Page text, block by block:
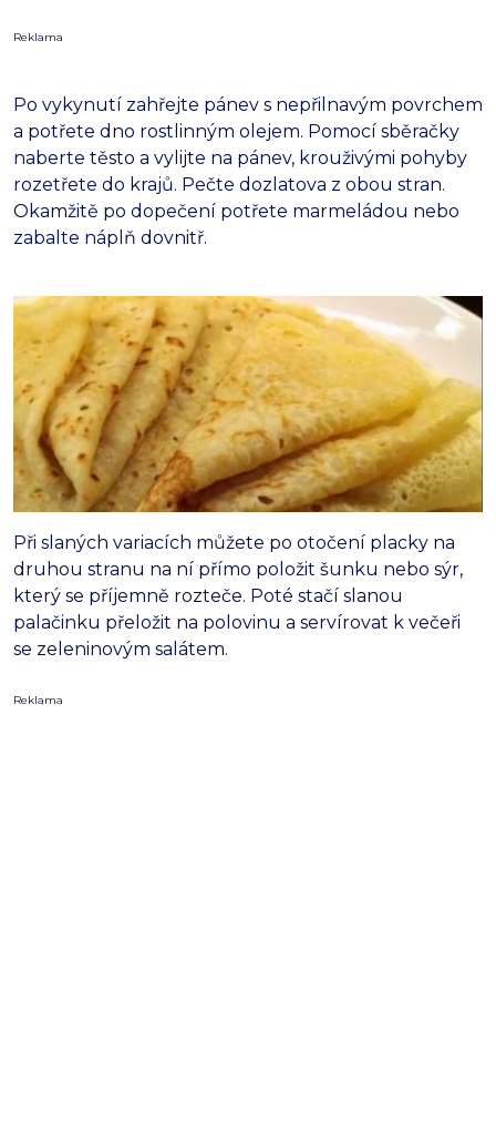
Reklama
Po vykynutí zahřejte pánev s nepřilnavým povrchem
a potřete dno rostlinným olejem. Pomocí sběračky
naberte těsto a vylijte na pánev, krouživými pohyby
rozetřete do krajů. Pečte dozlatova z obou stran.
Okamžitě po dopečení potřete marmeládou nebo
zabalte náplň dovnitř.
Při slaných variacích můžete po otočení placky na
druhou stranu na ní přímo položit šunku nebo sýr,
který se příjemně rozteče. Poté stačí slanou
palačinku přeložit na polovinu a servírovat k večeři
se zeleninovým salátem.
Reklama